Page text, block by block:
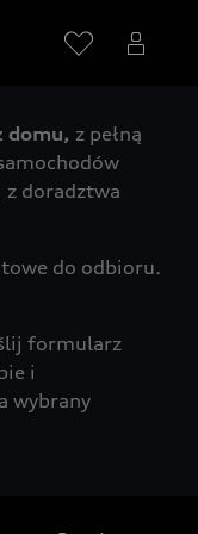
domu, z pełną
doradztwa
do odbioru.
formularz
i
wybrany